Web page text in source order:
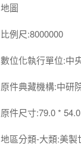
地圖
比例尺:8000000
數位化執行單位:中
原件典藏機構:中研
原件尺寸:79.0 *
地區分類-大類:美製